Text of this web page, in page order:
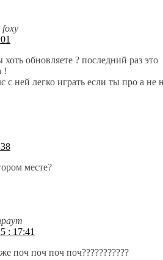
foxy
обновляете ? последний раз это
!
с ней легко играть если ты про а не
месте?
: 17:41
поч поч поч поч???????????